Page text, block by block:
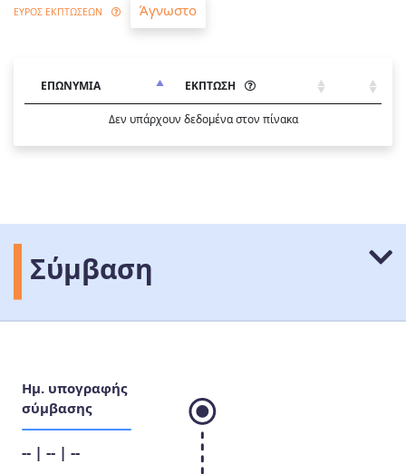
ΕΥΡΟΣ ΕΚΠΤΩΣΕΩΝ Άγνωστο
ΕΠΩΝΥΜΙΑ ΕΚΠΤΩΣΗ
Δεν υπάρχουν δεδομένα στον πίνακα
Σύμβαση
Ημ. υπογραφής
σύμβασης
-- | -- | --